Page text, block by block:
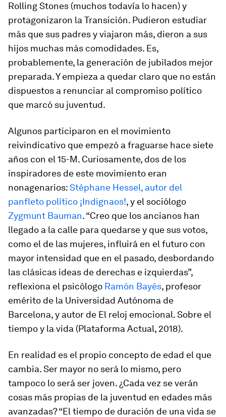
Rolling Stones (muchos todavía lo hacen) y
protagonizaron la Transición. Pudieron estudiar
más que sus padres y viajaron más, dieron a sus
hijos muchas más comodidades. Es,
probablemente, la generación de jubilados mejor
preparada. Y empieza a quedar claro que no están
dispuestos a renunciar al compromiso político
que marcó su juventud.
Algunos participaron en el movimiento
reivindicativo que empezó a fraguarse hace siete
años con el 15-M. Curiosamente, dos de los
inspiradores de este movimiento eran
nonagenarios:Stéphane Hessel, autor del
panfleto político ¡Indignaos!,y el sociólogo
Zygmunt Bauman. “Creo que los ancianos han
llegado a la calle para quedarse y que sus votos,
como el de las mujeres, influirá en el futuro con
mayor intensidad que en el pasado, desbordando
las clásicas ideas de derechas e izquierdas”,
reflexiona el psicólogo Ramón Bayés, profesor
emérito de la Universidad Autónoma de
Barcelona, y autor de El reloj emocional. Sobre el
tiempo y la vida (Plataforma Actual, 2018).
En realidad es el propio concepto de edad el que
cambia. Ser mayor no será lo mismo, pero
tampoco lo será ser joven. ¿Cada vez se verán
cosas más propias de la juventud en edades más
avanzadas? “El tiempo de duración de una vida se